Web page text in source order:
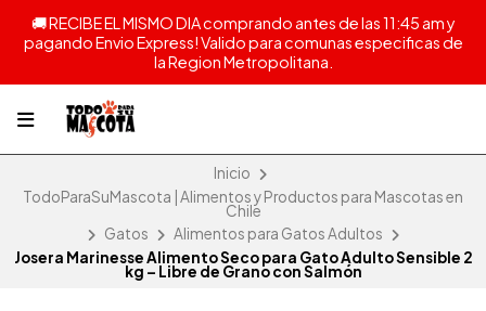
🚚 RECIBE EL MISMO DIA comprando antes de las 11:45 am y
pagando Envio Express! Valido para comunas especificas de
la Region Metropolitana.
Inicio
TodoParaSuMascota | Alimentos y Productos para Mascotas en
Chile
Gatos
Alimentos para Gatos Adultos
Josera Marinesse Alimento Seco para Gato Adulto Sensible 2
kg – Libre de Grano con Salmón